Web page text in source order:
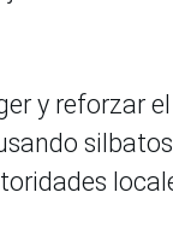
y reforzar